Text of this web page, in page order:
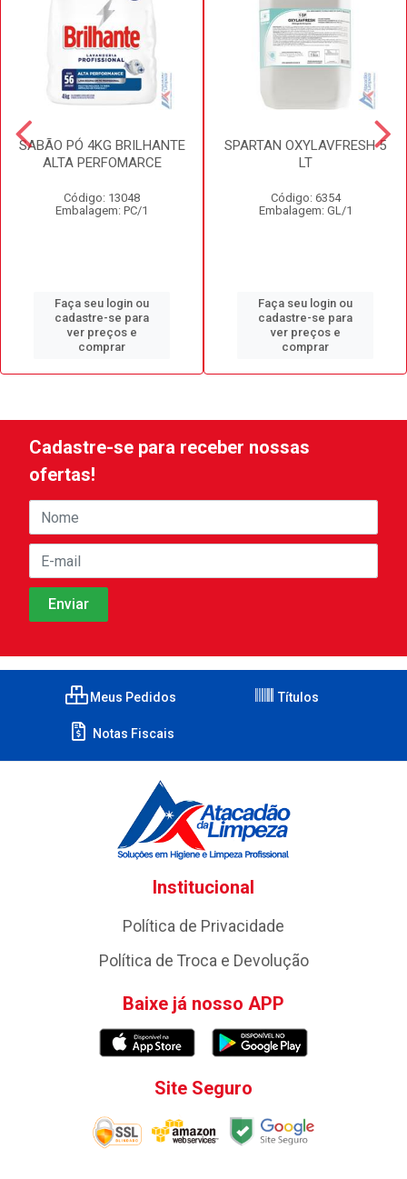
SABÃO PÓ 4KG BRILHANTE
ALTA PERFOMARCE
Código: 13048
Embalagem: PC/1
Faça seu login ou
cadastre-se para
ver preços e
comprar
SPARTAN OXYLAVFRESH 5
LT
Código: 6354
Embalagem: GL/1
Faça seu login ou
cadastre-se para
ver preços e
comprar
Cadastre-se para receber nossas
ofertas!
Meus Pedidos Títulos
Notas Fiscais
Institucional
Política de Privacidade
Política de Troca e Devolução
Baixe já nosso APP
Site Seguro